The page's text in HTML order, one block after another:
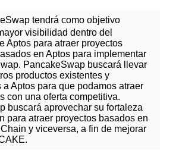
tendrá como objetivo
visibilidad dentro del
Aptos para atraer proyectos
​​en Aptos para implementar
PancakeSwap buscará llevar
productos existentes y
a Aptos para que podamos atraer
con una oferta competitiva.
buscará aprovechar su fortaleza
para atraer proyectos basados ​​en
y viceversa, a fin de mejorar